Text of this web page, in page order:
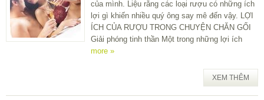
của mình. Liệu rằng các loại rượu có những ích
lợi gì khiến nhiều quý ông say mê đến vậy. LỢI
ÍCH CỦA RƯỢU TRONG CHUYỆN CHĂN GỐI
Giải phóng tinh thần Một trong những lợi ích
more »
XEM THÊM